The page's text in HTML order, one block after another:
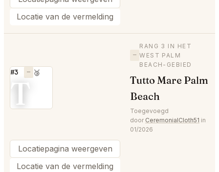
Locatie van de vermelding
#3 — 🥉
T
—
RANG 3 IN HET
WEST PALM
BEACH-GEBIED
Tutto Mare Palm
Beach
Toegevoegd
door CeremonialCloth51 in
01/2026
Locatiepagina weergeven
Locatie van de vermelding